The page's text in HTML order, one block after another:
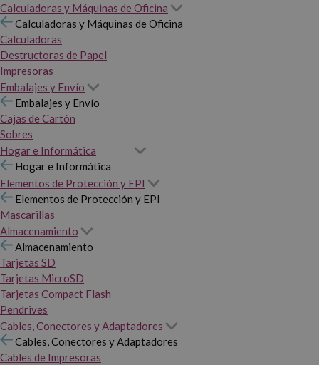
Calculadoras y Máquinas de Oficina
Calculadoras y Máquinas de Oficina
Calculadoras
Destructoras de Papel
Impresoras
Embalajes y Envío
Embalajes y Envío
Cajas de Cartón
Sobres
Hogar e Informática
Hogar e Informática
Elementos de Protección y EPI
Elementos de Protección y EPI
Mascarillas
Almacenamiento
Almacenamiento
Tarjetas SD
Tarjetas MicroSD
Tarjetas Compact Flash
Pendrives
Cables, Conectores y Adaptadores
Cables, Conectores y Adaptadores
Cables de Impresoras